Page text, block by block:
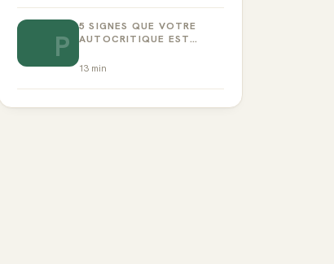
P
5 SIGNES QUE VOTRE
AUTOCRITIQUE EST
13 min